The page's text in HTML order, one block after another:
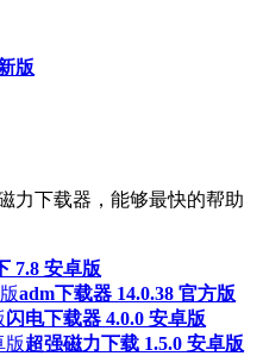
版
力下载器，能够最快的帮助
7.8 安卓版
adm下载器 14.0.38 官方版
闪电下载器 4.0.0 安卓版
超强磁力下载 1.5.0 安卓版